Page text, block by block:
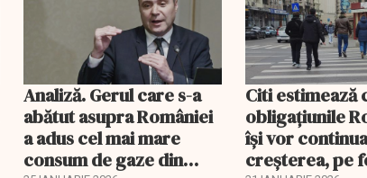
Analiză. Gerul care s-a
abătut asupra României
a adus cel mai mare
consum de gaze din
Citi estimează
obligațiunile
își vor
creșterea, pe